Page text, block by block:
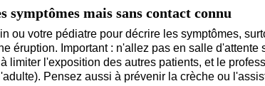
symptômes mais sans contact connu
ou votre pédiatre pour décrire les symptômes,
éruption. Important : n'allez pas en salle
limiter l'exposition des autres patients, et le
Pensez aussi à prévenir la crèche ou